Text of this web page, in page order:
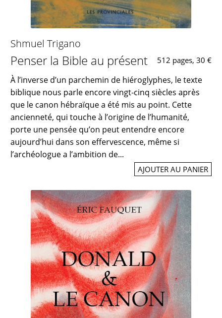
Shmuel Trigano
Penser la Bible au présent 512 pages, 30 €
À l’inverse d’un parchemin de hiéroglyphes, le texte
biblique nous parle encore vingt-cinq siècles après
que le canon hébraïque a été mis au point. Cette
ancienneté, qui touche à l’origine de l’humanité,
porte une pensée qu’on peut entendre encore
aujourd’hui dans son effervescence, même si
l’archéologue a l’ambition de...
AJOUTER AU PANIER